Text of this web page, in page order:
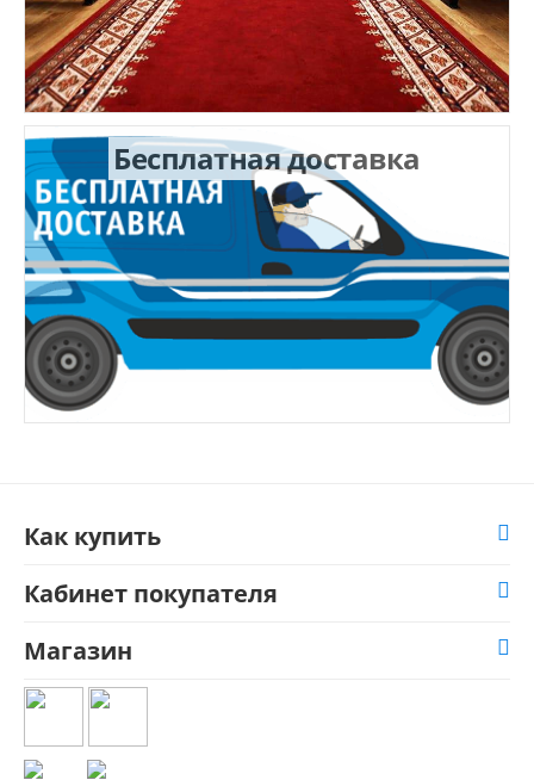
Бесплатная доставка
Как купить
Кабинет покупателя
Магазин